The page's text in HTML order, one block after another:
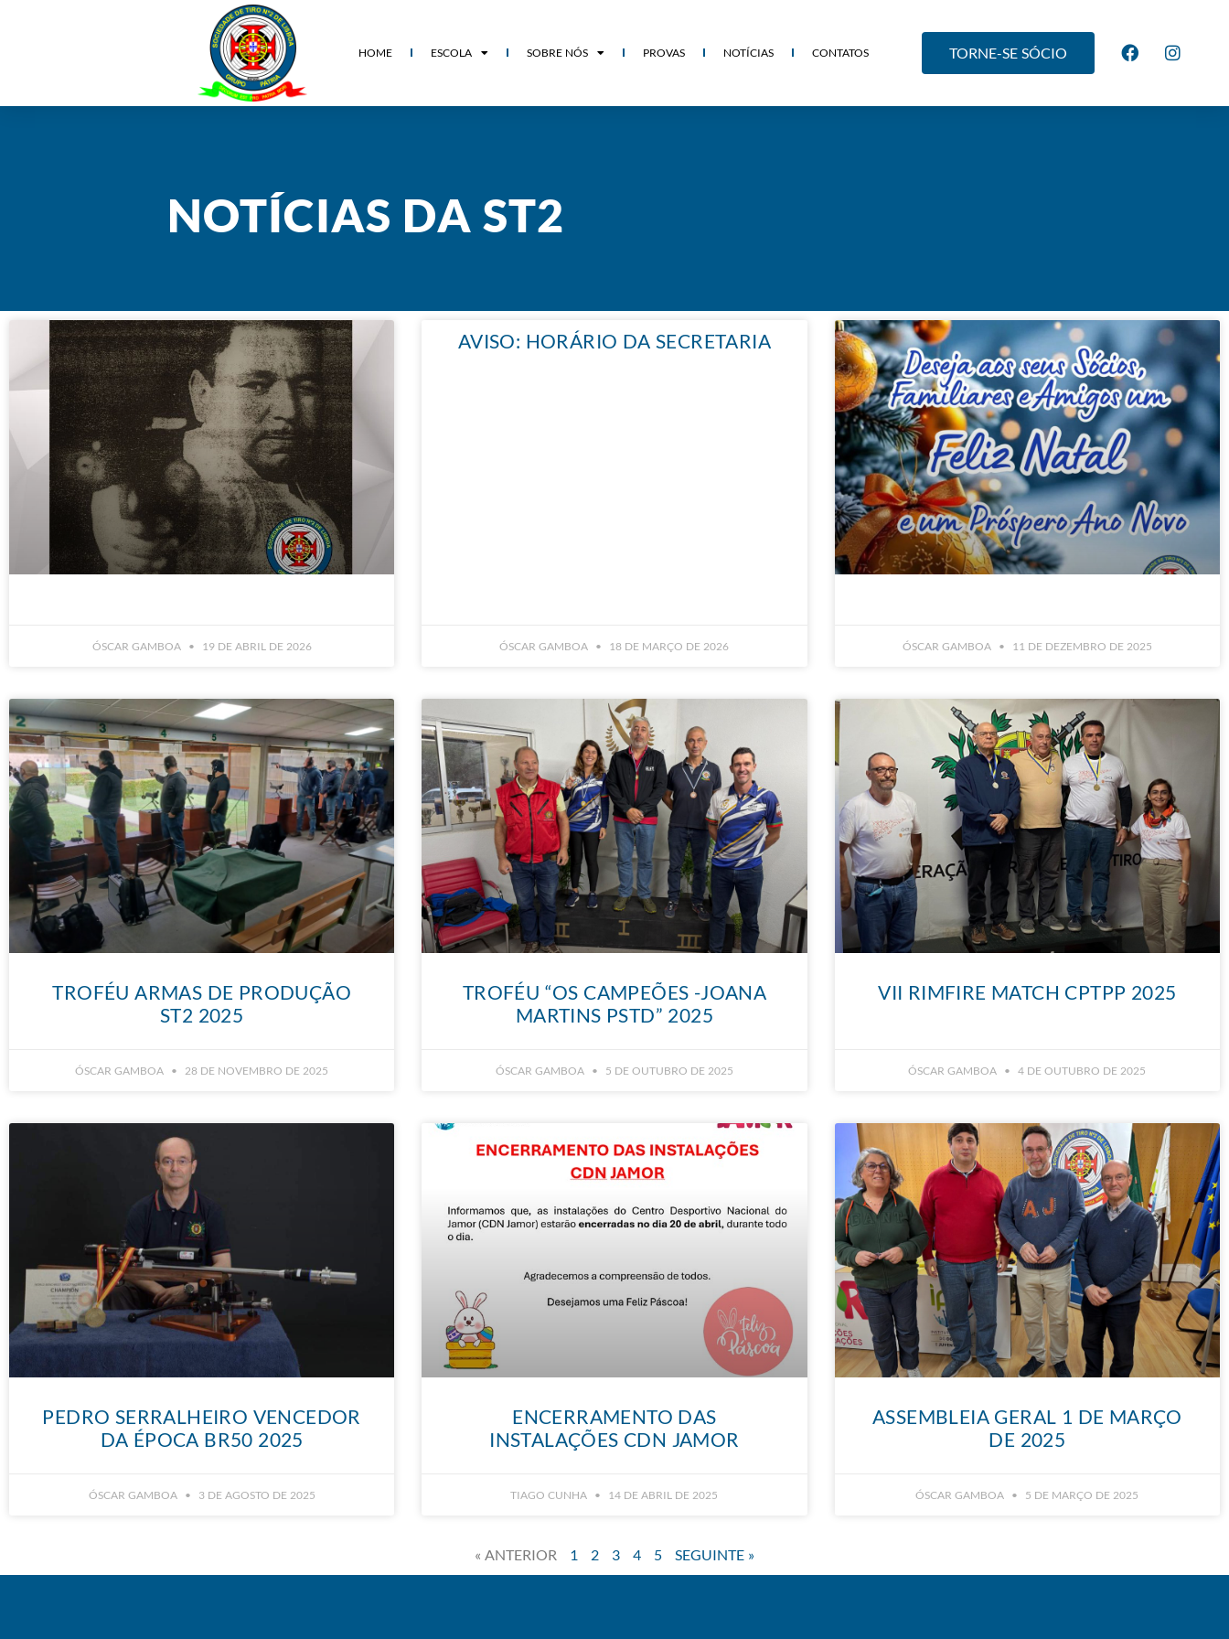
HOME ESCOLA SOBRE NÓS PROVAS NOTÍCIAS CONTATOS TORNE-SE SÓCIO
NOTÍCIAS DA ST2
ÓSCAR GAMBOA 19 DE ABRIL DE 2026
AVISO: HORÁRIO DA SECRETARIA
ÓSCAR GAMBOA 18 DE MARÇO DE 2026 ÓSCAR GAMBOA 11 DE DEZEMBRO DE 2025
TROFÉU ARMAS DE PRODUÇÃO
ST2 2025
ÓSCAR GAMBOA 28 DE NOVEMBRO DE 2025
TROFÉU “OS CAMPEÕES -JOANA
MARTINS PSTD” 2025
ÓSCAR GAMBOA 5 DE OUTUBRO DE 2025
VII RIMFIRE MATCH CPTPP 2025
ÓSCAR GAMBOA 4 DE OUTUBRO DE 2025
PEDRO SERRALHEIRO VENCEDOR
DA ÉPOCA BR50 2025
ÓSCAR GAMBOA 3 DE AGOSTO DE 2025
ENCERRAMENTO DAS
INSTALAÇÕES CDN JAMOR
TIAGO CUNHA 14 DE ABRIL DE 2025
ASSEMBLEIA GERAL 1 DE MARÇO
DE 2025
ÓSCAR GAMBOA 5 DE MARÇO DE 2025
« ANTERIOR 1 2 3 4 5 SEGUINTE »